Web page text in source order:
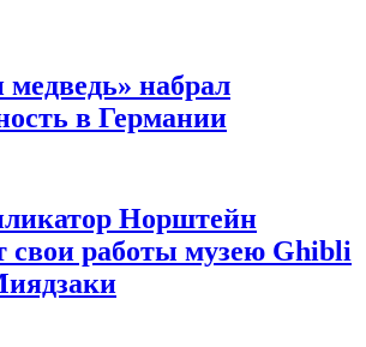
набрал
в Германии
Норштейн
свои работы музею Ghibli